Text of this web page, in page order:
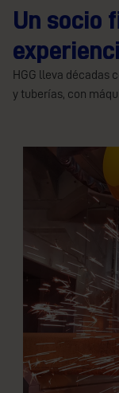
Un socio
HGG lleva décadas
y tuberías, con